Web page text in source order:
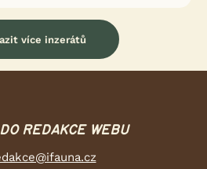
více inzerátů
REDAKCE WEBU